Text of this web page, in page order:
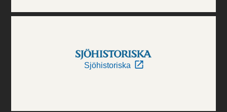
Sjöhistoriska